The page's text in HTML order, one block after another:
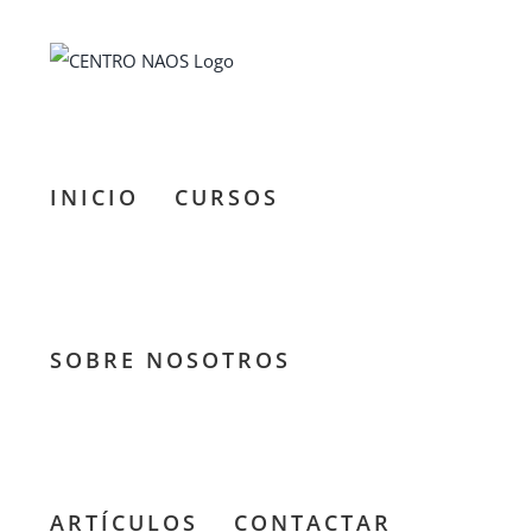
INICIO CURSOS
SOBRE NOSOTROS
ARTÍCULOS CONTACTAR
Club